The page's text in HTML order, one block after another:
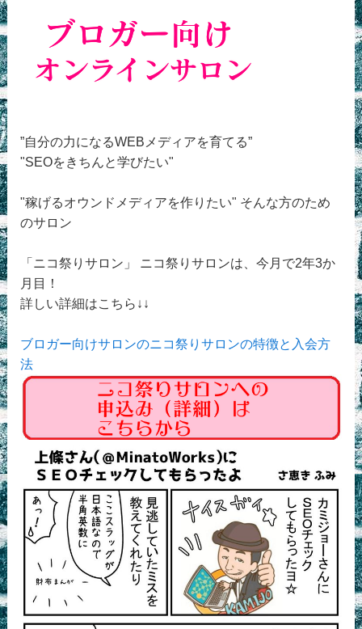
”自分の力になるWEBメディアを育てる”
"SEOをきちんと学びたい"
"稼げるオウンドメディアを作りたい" そんな方のため
のサロン
「ニコ祭りサロン」 ニコ祭りサロンは、今月で2年3か
月目！
詳しい詳細はこちら↓↓
ブロガー向けサロンのニコ祭りサロンの特徴と入会方
法